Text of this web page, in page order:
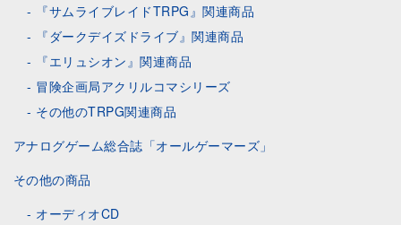
『サムライブレイドTRPG』関連商品
『ダークデイズドライブ』関連商品
『エリュシオン』関連商品
冒険企画局アクリルコマシリーズ
その他のTRPG関連商品
アナログゲーム総合誌「オールゲーマーズ」
その他の商品
オーディオCD